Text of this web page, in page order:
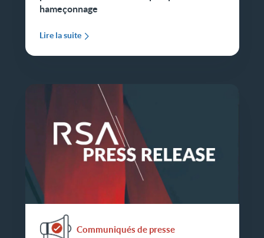
hameçonnage
Lire la suite
Communiqués de presse